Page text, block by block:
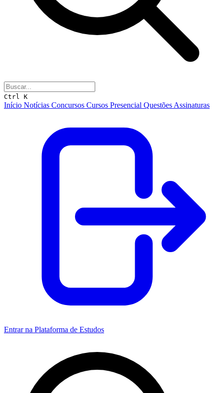
Ctrl K
Início Notícias Concursos Cursos Presencial Questões Assinaturas
Entrar na Plataforma de Estudos